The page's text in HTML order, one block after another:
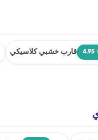
★ قارب خشبي كلاسيكي